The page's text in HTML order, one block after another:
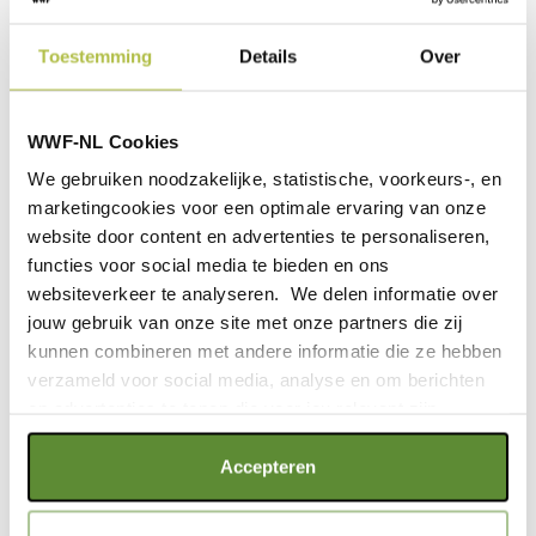
Toestemming Details Over
WWF-NL Cookies
We gebruiken noodzakelijke, statistische, voorkeurs-, en
marketingcookies voor een optimale ervaring van onze
website door content en advertenties te personaliseren,
functies voor social media te bieden en ons
websiteverkeer te analyseren. We delen informatie over
jouw gebruik van onze site met onze partners die zij
kunnen combineren met andere informatie die ze hebben
verzameld voor social media, analyse en om berichten
Als je op "Alle cookies accepteren" klikt, ga je akkoord
met een optimaal gebruik van de website. Als je niet alle
Accepteren
RELATED STUDIES
Whitepaper: Biodiversity
Investment Expert Series
Report: Nature in